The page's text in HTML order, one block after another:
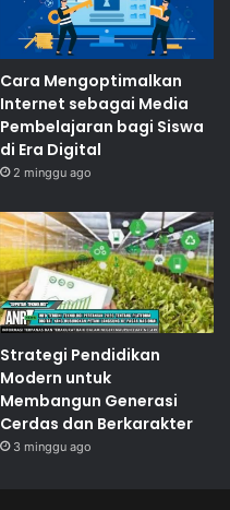
Cara Mengoptimalkan
Internet sebagai Media
Pembelajaran bagi Siswa
di Era Digital
2 minggu ago
Strategi Pendidikan
Modern untuk
Membangun Generasi
Cerdas dan Berkarakter
3 minggu ago